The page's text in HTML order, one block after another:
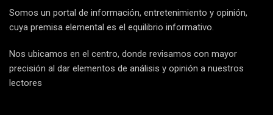
Somos un portal de información, entretenimiento y opinión,
cuya premisa elemental es el equilibrio informativo.
Nos ubicamos en el centro, donde revisamos con mayor
precisión al dar elementos de análisis y opinión a nuestros
lectores